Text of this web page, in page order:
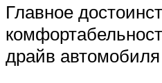
Главное
драйв автомобиля